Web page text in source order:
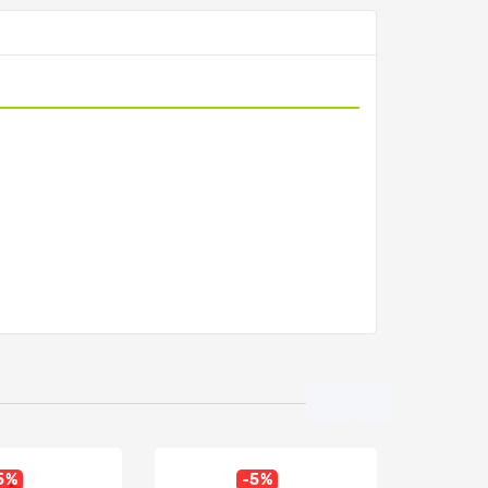
-5%